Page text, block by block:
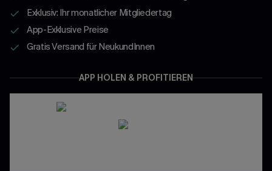
Exklusiv: Ihr monatlicher Mitgliedertag
App-Exklusive Preise
Gratis Versand für NeukundInnen
APP HOLEN & PROFITIEREN